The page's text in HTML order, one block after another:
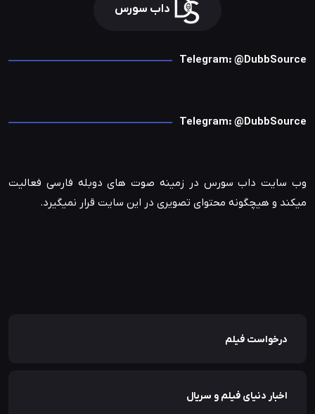
داب سورس
Telegram: @DubbSource
Telegram: @DubbSource
وب سایت داب سورس در زمینه صوت های دوبله فارسی فعالیت
میکند و هیچگونه محتوای تصویری در این سایت قرار نمیگیرد.
درخواست فیلم
اخبار دنیای فیلم و سریال